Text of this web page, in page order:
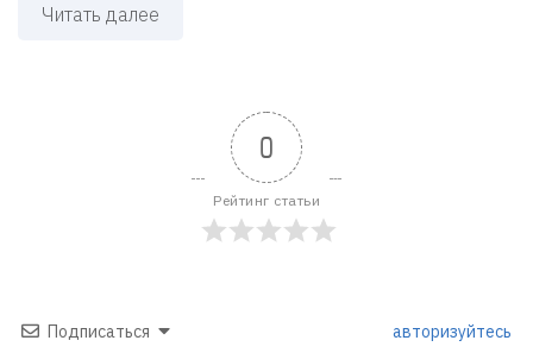
Читать далее
0
Рейтинг статьи
Подписаться авторизуйтесь